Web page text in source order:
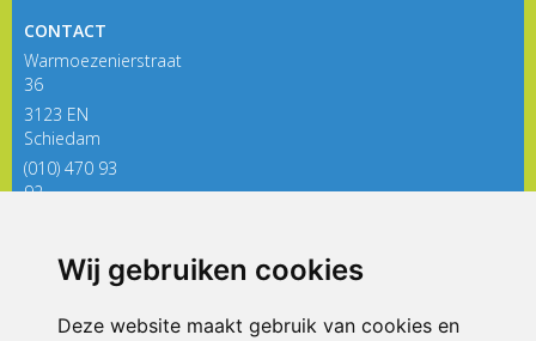
Wij gebruiken cookies
Deze website maakt gebruik van cookies en
CONTACT
Warmoezenierstraat
36
3123 EN
Schiedam
(010) 470 93
92
ONDERDEEL VAN